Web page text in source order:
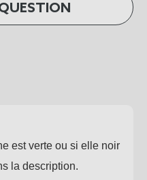
est verte ou si elle noir
la description.